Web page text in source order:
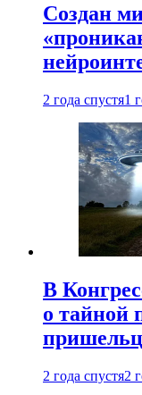
Создан
2 года спустя1
В
о тайной
2 года спустя2